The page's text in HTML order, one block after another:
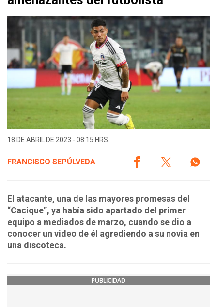
18 DE ABRIL DE 2023 - 08:15 HRS.
FRANCISCO SEPÚLVEDA
El atacante, una de las mayores promesas del
“Cacique”, ya había sido apartado del primer
equipo a mediados de marzo, cuando se dio a
conocer un video de él agrediendo a su novia en
una discoteca.
PUBLICIDAD